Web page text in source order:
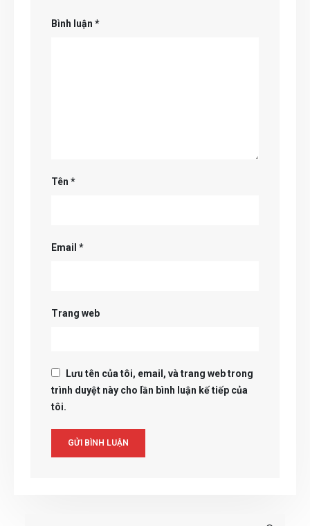
Bình luận *
Tên *
Email *
Trang web
Lưu tên của tôi, email, và trang web trong
trình duyệt này cho lần bình luận kế tiếp của
tôi.